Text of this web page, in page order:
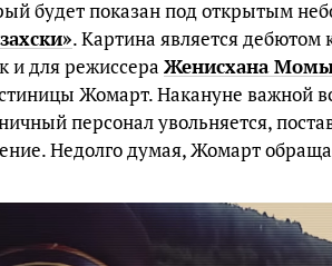
будет показан под открытым
. Картина является дебютом
и для режиссера Женисхана
Жомарт. Накануне важной
персонал увольняется,
Недолго думая, Жомарт